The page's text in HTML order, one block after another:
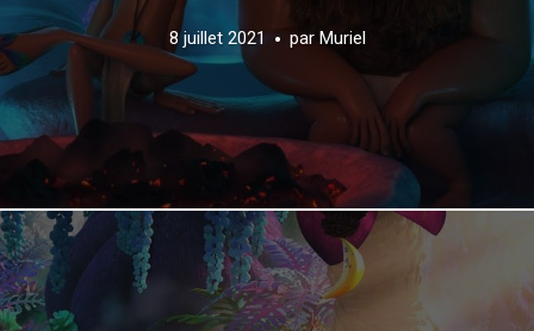
8 juillet 2021 par Muriel